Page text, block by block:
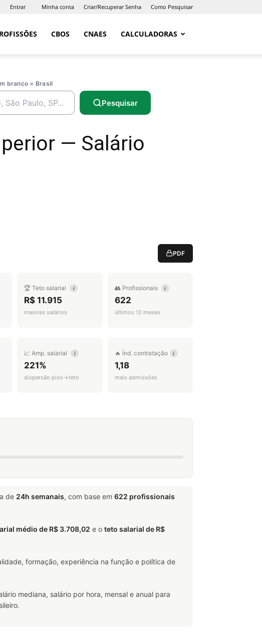
Entrar Minha conta Criar/Recuperar Senha Como Pesquisar
CBOS CNAES CALCULADORAS
branco = Brasil
Pesquisar
— Salário
PDF
🏆 Teto salarial i
R$ 11.915
maiores salários
👥 Profissionais i
622
últimos 12 meses
📈 Amp. salarial i
221%
dispersão piso→teto
🔥 Índ. contratação i
1,18
mais admissões
de 24h semanais, com base em 622 profissionais
médio de R$ 3.708,02 e o teto salarial de R$
formação, experiência na função e política de
mediana, salário por hora, mensal e anual para